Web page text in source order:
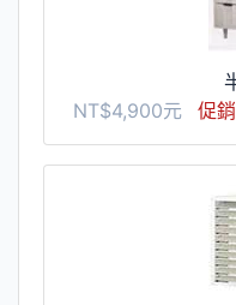
NT$4,900元
促